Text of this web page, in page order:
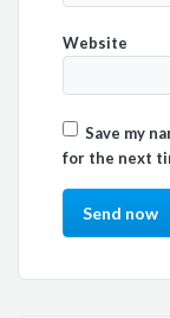
Website
Save my
for the next